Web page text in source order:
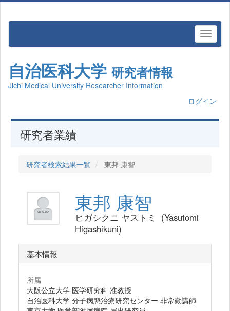
自治医科大学 研究者情報
Jichi Medical University Researcher Information
ログイン
研究者業績
研究者検索結果一覧 東邦 康智
東邦 康智
ヒガシクニ ヤストミ (Yasutomi
Higashikuni)
基本情報
所属
大阪公立大学 医学研究科 准教授
自治医科大学 分子病態治療研究センター 非常勤講師